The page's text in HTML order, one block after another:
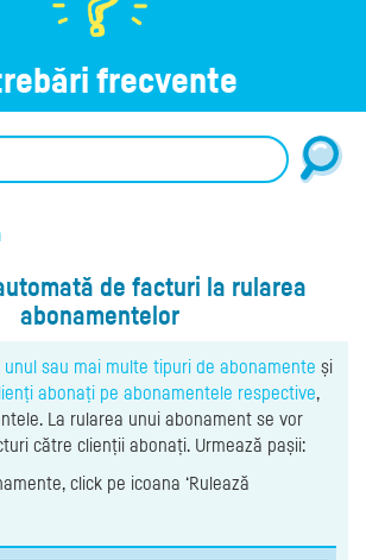
frecvente
de facturi la rularea
abonamentelor
sau mai multe tipuri de abonamente și
abonați pe abonamentele respective,
La rularea unui abonament se vor
către clienții abonați. Urmează pașii:
click pe icoana ‘Rulează